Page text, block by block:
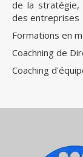
de la
des entreprises
Formations en
Coachning de
Coaching